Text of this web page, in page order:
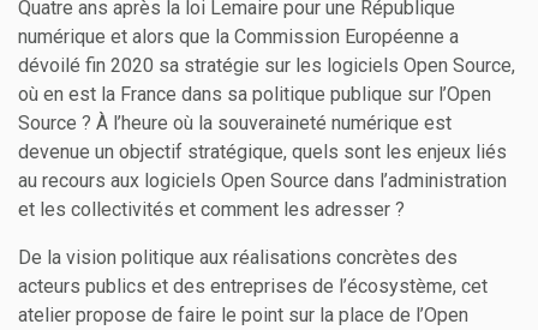
Quatre ans après la loi Lemaire pour une République
numérique et alors que la Commission Européenne a
dévoilé fin 2020 sa stratégie sur les logiciels Open Source,
où en est la France dans sa politique publique sur l’Open
Source ? À l’heure où la souveraineté numérique est
devenue un objectif stratégique, quels sont les enjeux liés
au recours aux logiciels Open Source dans l’administration
et les collectivités et comment les adresser ?
De la vision politique aux réalisations concrètes des
acteurs publics et des entreprises de l’écosystème, cet
atelier propose de faire le point sur la place de l’Open